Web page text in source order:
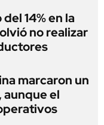
14% en la
no realizar
marcaron un
aunque el